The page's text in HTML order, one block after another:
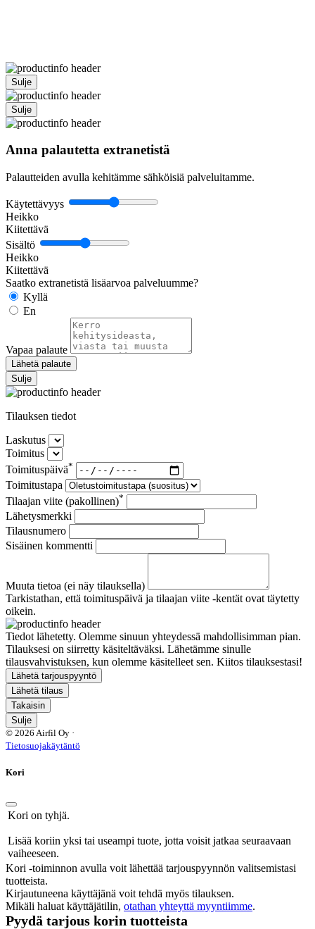
Sulje
Sulje
Anna palautetta extranetistä
Palautteiden avulla kehitämme sähköisiä palveluitamme.
Käytettävyys
Heikko
Kiitettävä
Sisältö
Heikko
Kiitettävä
Saatko extranetistä lisäarvoa palveluumme?
Kyllä
En
Vapaa palaute
Lähetä palaute
Sulje
Tilauksen tiedot
Laskutus
Toimitus
Toimituspäivä*
Toimitustapa
Tilaajan viite (pakollinen)*
Lähetysmerkki
Tilausnumero
Sisäinen kommentti
Muuta tietoa (ei näy tilauksella)
Tarkistathan, että toimituspäivä ja tilaajan viite -kentät ovat täytetty
oikein.
Tiedot lähetetty. Olemme sinuun yhteydessä mahdollisimman pian.
Tilauksesi on siirretty käsiteltäväksi. Lähetämme sinulle
tilausvahvistuksen, kun olemme käsitelleet sen. Kiitos tilauksestasi!
Lähetä tarjouspyyntö
Lähetä tilaus
Takaisin
Sulje
© 2026 Airfil Oy ·
Tietosuojakäytäntö
Kori
Kori on tyhjä.
Lisää koriin yksi tai useampi tuote, jotta voisit jatkaa seuraavaan
vaiheeseen.
Kori -toiminnon avulla voit lähettää tarjouspyynnön valitsemistasi
tuotteista.
Kirjautuneena käyttäjänä voit tehdä myös tilauksen.
Mikäli haluat käyttäjätilin, otathan yhteyttä myyntiimme.
Pyydä tarjous korin tuotteista